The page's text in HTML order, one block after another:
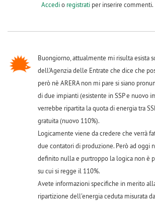
Accedio registratiper inserire commenti.
Buongiorno, attualmente mi risulta esista
dell'Agenzia delle Entrate che dice che
però nè ARERA non mi pare si siano
di due impianti (esistente in SSP e nuovo
verrebbe ripartita la quota di energia tra
gratuita (nuovo 110%).
Logicamente viene da credere che verrà
due contatori di produzione. Però ad oggi
definito nulla e purtroppo la logica non è
su cui si regge il 110%.
Avete informazioni specifiche in merito
ripartizione dell'energia ceduta misurata